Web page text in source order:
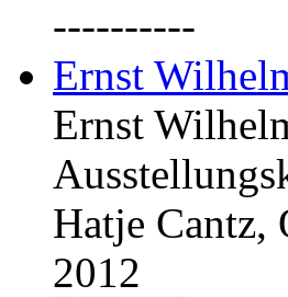
----------
Ernst
Ernst
Hatje Cantz,
2012